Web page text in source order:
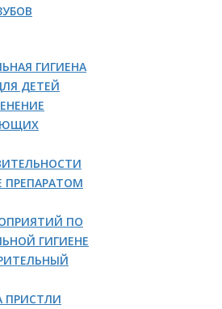
ГИГИЕНА
ДЕТЕЙ
ПРЕПАРАТОМ
ПО
ГИГИЕНЕ
ПРИСТЛИ